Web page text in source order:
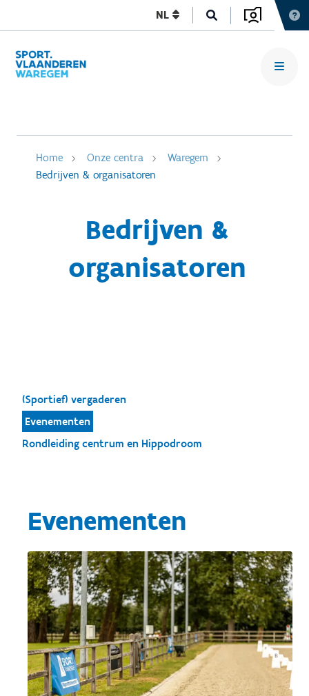
NL
Home Onze centra
Waregem
Bedrijven & organisatoren
Bedrijven &
organisatoren
(Sportief) vergaderen
Evenementen
Rondleiding centrum en Hippodroom
Evenementen